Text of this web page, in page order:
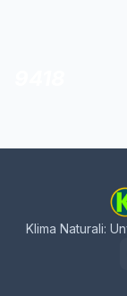
Klima Naturali: